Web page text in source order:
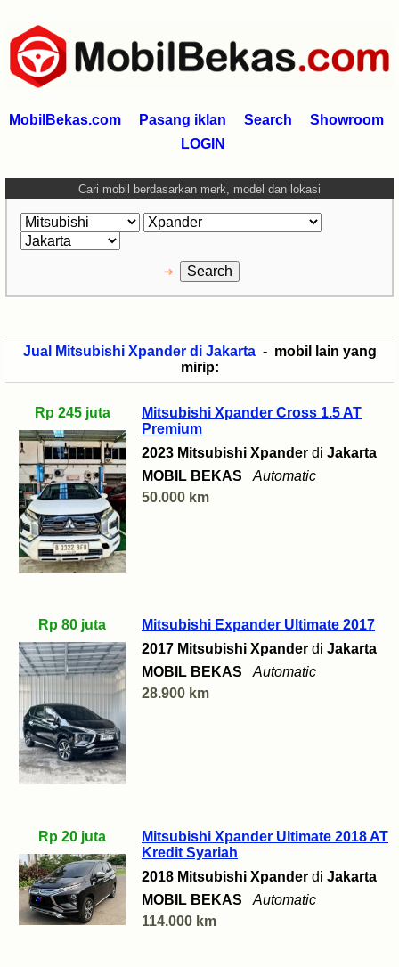
MobilBekas.com Pasang iklan Search
Showroom
LOGIN
Cari mobil berdasarkan merk, model dan lokasi
Jual Mitsubishi Xpander di Jakarta- mobil lain yang
mirip:
Rp 245 juta
Mitsubishi Xpander Cross 1.5 AT
Premium
2023 Mitsubishi Xpander di Jakarta
MOBIL BEKAS
Automatic
50.000 km
Rp 80 juta
Mitsubishi Expander Ultimate 2017
2017 Mitsubishi Xpander di Jakarta
MOBIL BEKAS
Automatic
28.900 km
Rp 20 juta
Mitsubishi Xpander Ultimate 2018 AT
Kredit Syariah
2018 Mitsubishi Xpander di Jakarta
MOBIL BEKAS
Automatic
114.000 km